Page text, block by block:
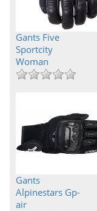
Gants Five
Sportcity
Woman
Gants
Alpinestars Gp-
air